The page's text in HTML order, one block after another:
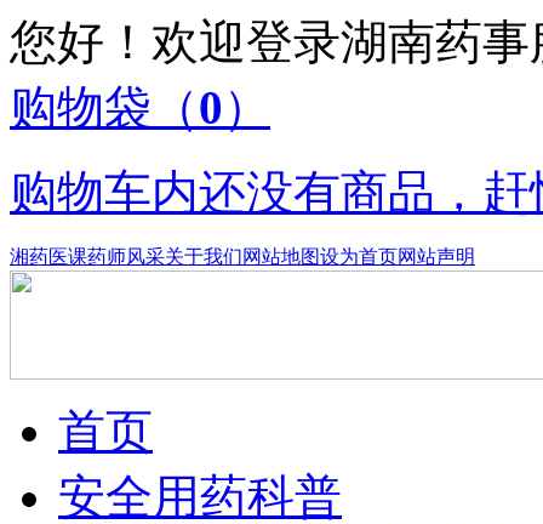
您好！欢迎登录湖南药
购物袋 （0）
购物车内还没有商品，
湘药医课药师风采关于我们网站地图设为首页网站声明
首页
安全用药科普